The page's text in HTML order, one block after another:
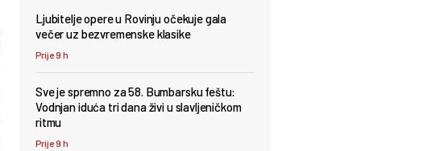
Ljubitelje opere u Rovinju očekuje gala
večer uz bezvremenske klasike
Prije 9 h
Sve je spremno za 58. Bumbarsku feštu:
Vodnjan iduća tri dana živi u slavljeničkom
ritmu
Prije 9 h